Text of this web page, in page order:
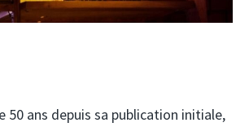
50 ans depuis sa publication initiale,